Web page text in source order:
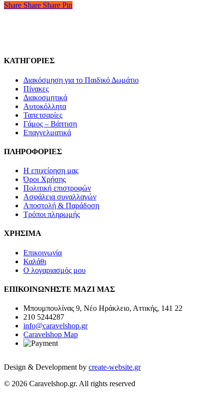
προϊόντος
προϊόν
μπορούν
στη
σελίδα
του
προϊόντος
Share
Share Share Share Pin
ΚΑΤΗΓΟΡΙΕΣ
Διακόσμηση για το Παιδικό Δωμάτιο
Πίνακες
Διακοσμητικά
Αυτοκόλλητα
Ταπετσαρίες
Γάμος – Βάπτιση
Επαγγελματικά
ΠΛΗΡΟΦΟΡΙΕΣ
Η επιχείρηση μας
Όροι Χρήσης
Πολιτική επιστροφών
Ασφάλεια συναλλαγών
Αποστολή & Παράδοση
Τρόποι πληρωμής
ΧΡΗΣΙΜΑ
Επικοινωνία
Καλάθι
Ο λογαριασμός μου
ΕΠΙΚΟΙΝΩΝΗΣΤΕ ΜΑΖΙ ΜΑΣ
Μπουμπουλίνας 9, Νέο Ηράκλειο, Αττικής, 141 22
210 5244287
info@caravelshop.gr
Caravelshop Map
Design & Development by create-website.gr
© 2026 Caravelshop.gr. All rights reserved